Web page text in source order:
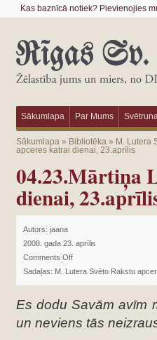
Kas baznīcā notiek? Pievienojies
Sākumlapa Par Mums
Sākumlapa» Bibliotēka» M. Lutera
apceres katrai dienai, 23.aprīlis
04.23.Mārtiņa
dienai,
Autors: jaana
2008. gada 23. aprīlis
Comments Off
Sadaļas: M. Lutera Svēto Rakstu
Es dodu Savām avīm
un neviens tās